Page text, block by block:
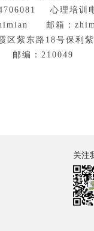
心理培训
邮箱：
区紫东路18号保利
邮编：210049
关注